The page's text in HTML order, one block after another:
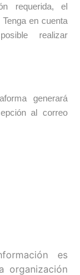
requerida, el
en cuenta
realizar
generará
al correo
es
organización